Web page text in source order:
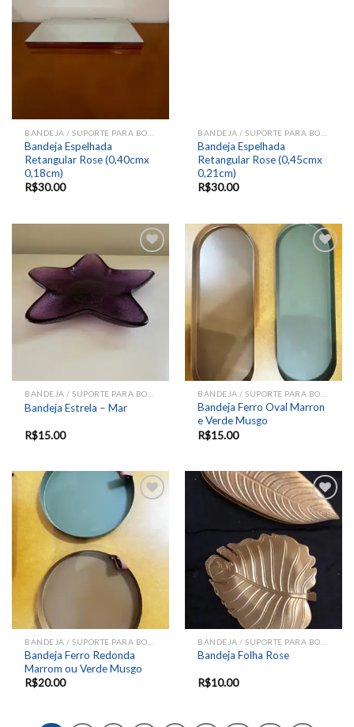
Bandeja Espelhada
Retangular Rose (0,40cmx
0,18cm)
R$30.00
Bandeja Espelhada
Retangular Rose (0,45cmx
0,21cm)
R$30.00
Add to
wishlist
BANDEJA / SUPORTE PARA BOLOS E DOCES
Bandeja Estrela – Mar
R$15.00
wishlist
BANDEJA / SUPORTE PARA BOLOS E DOCES
Bandeja Ferro Oval Marron
e Verde Musgo
R$15.00
Add to
Bandeja Ferro Redonda
Marrom ou Verde Musgo
R$20.00
Add to
wishlist
Bandeja Folha Rose
R$10.00